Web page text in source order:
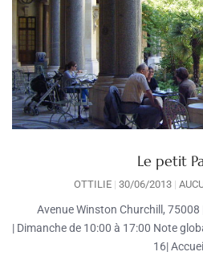
Le petit
OTTILIE 30/06/2013
Avenue Winston Churchill, 75008
| Dimanche de 10:00 à 17:00 Note
16| Accueil